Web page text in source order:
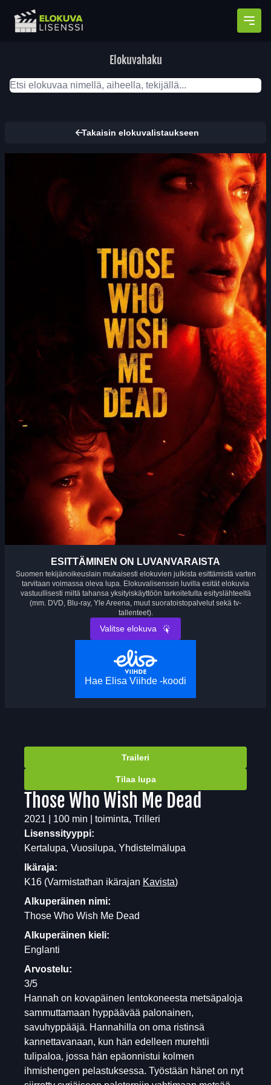
Elokuvahaku
Takaisin elokuvalistaukseen
ESITTÄMINEN ON LUVANVARAISTA
Suomen tekijänoikeuslain mukaisesti elokuvien julkista esittämistä varten
tarvitaan voimassa oleva lupa. Elokuvalisenssin luvilla esität elokuvia
vastuullisesti miltä tahansa yksityiskäyttöön tarkoitetulta esityslähteeltä
(mm. DVD, Blu-ray, Yle Areena, muut suoratoistopalvelut sekä tv-
tallenteet).
Valitse elokuva
Hae Elisa Viihde -koodi
Traileri
Tilaa lupa
Those Who Wish Me Dead
2021 | 100 min | toiminta, Trilleri
Lisenssityyppi:
Kertalupa, Vuosilupa, Yhdistelmälupa
Ikäraja:
K16 (Varmistathan ikärajan Kavista)
Alkuperäinen nimi:
Those Who Wish Me Dead
Alkuperäinen kieli:
Englanti
Arvostelu:
3/5
Hannah on kovapäinen lentokoneesta metsäpaloja
sammuttamaan hyppäävää palonainen,
savuhyppääjä. Hannahilla on oma ristinsä
kannettavanaan, kun hän edelleen murehtii
tulipaloa, jossa hän epäonnistui kolmen
ihmishengen pelastuksessa. Työstään hänet on nyt